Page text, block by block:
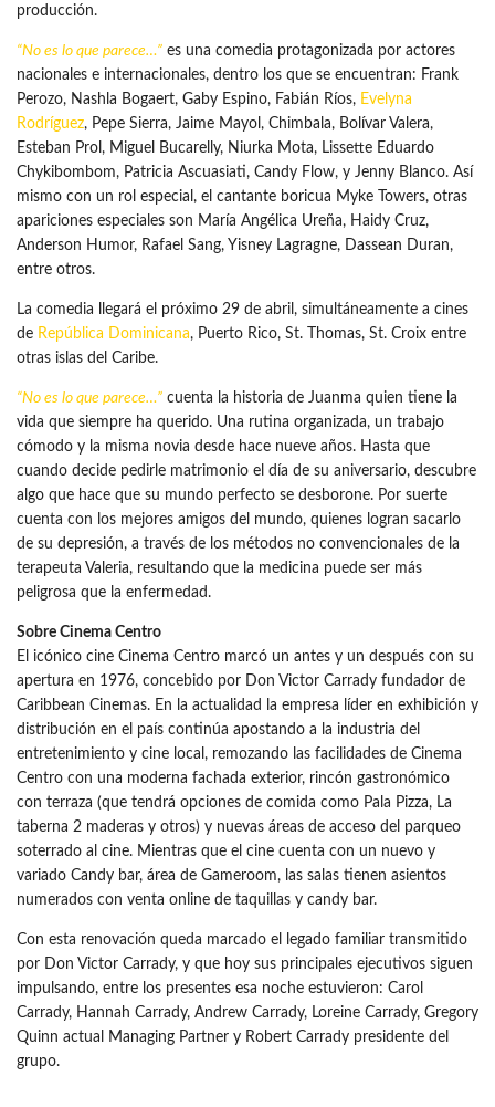
producción.
“No es lo que parece…” es una comedia protagonizada por actores
nacionales e internacionales, dentro los que se encuentran: Frank
Perozo, Nashla Bogaert, Gaby Espino, Fabián Ríos, Evelyna
Rodríguez, Pepe Sierra, Jaime Mayol, Chimbala, Bolívar Valera,
Esteban Prol, Miguel Bucarelly, Niurka Mota, Lissette Eduardo
Chykibombom, Patricia Ascuasiati, Candy Flow, y Jenny Blanco. Así
mismo con un rol especial, el cantante boricua Myke Towers, otras
apariciones especiales son María Angélica Ureña, Haidy Cruz,
Anderson Humor, Rafael Sang, Yisney Lagragne, Dassean Duran,
entre otros.
La comedia llegará el próximo 29 de abril, simultáneamente a cines
de República Dominicana, Puerto Rico, St. Thomas, St. Croix entre
otras islas del Caribe.
“No es lo que parece…” cuenta la historia de Juanma quien tiene la
vida que siempre ha querido. Una rutina organizada, un trabajo
cómodo y la misma novia desde hace nueve años. Hasta que
cuando decide pedirle matrimonio el día de su aniversario, descubre
algo que hace que su mundo perfecto se desborone. Por suerte
cuenta con los mejores amigos del mundo, quienes logran sacarlo
de su depresión, a través de los métodos no convencionales de la
terapeuta Valeria, resultando que la medicina puede ser más
peligrosa que la enfermedad.
Sobre Cinema Centro
El icónico cine Cinema Centro marcó un antes y un después con su
apertura en 1976, concebido por Don Victor Carrady fundador de
Caribbean Cinemas. En la actualidad la empresa líder en exhibición y
distribución en el país continúa apostando a la industria del
entretenimiento y cine local, remozando las facilidades de Cinema
Centro con una moderna fachada exterior, rincón gastronómico
con terraza (que tendrá opciones de comida como Pala Pizza, La
taberna 2 maderas y otros) y nuevas áreas de acceso del parqueo
soterrado al cine. Mientras que el cine cuenta con un nuevo y
variado Candy bar, área de Gameroom, las salas tienen asientos
numerados con venta online de taquillas y candy bar.
Con esta renovación queda marcado el legado familiar transmitido
por Don Victor Carrady, y que hoy sus principales ejecutivos siguen
impulsando, entre los presentes esa noche estuvieron: Carol
Carrady, Hannah Carrady, Andrew Carrady, Loreine Carrady, Gregory
Quinn actual Managing Partner y Robert Carrady presidente del
grupo.